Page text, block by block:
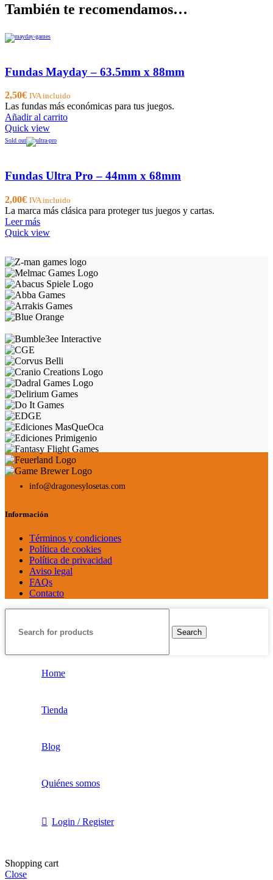
También te recomendamos…
Fundas Mayday – 63.5mm x 88mm
2,50€ IVA incluido
Las fundas más económicas para tus juegos.
Añadir al carrito
Quick view
Sold out
Fundas Ultra Pro – 44mm x 68mm
2,00€ IVA incluido
La marca más clásica para proteger tus juegos y cartas.
Leer más
Quick view
info@dragonesylosetas.com
Información
Términos y condiciones
Política de cookies
Política de privacidad
Aviso legal
FAQs
Contacto
Search
Home
Tienda
Blog
Quiénes somos
Login / Register
Shopping cart
Close